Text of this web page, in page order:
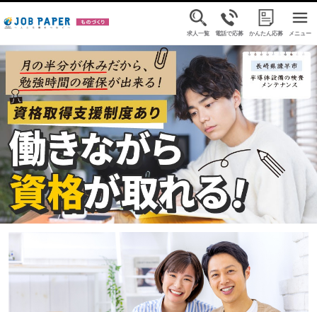
求人一覧 電話で応募 かんたん応募 メニュー